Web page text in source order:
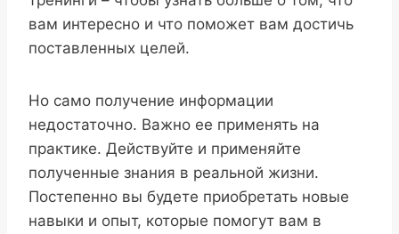
вам интересно и что поможет вам достичь
поставленных целей.
Но само получение информации
недостаточно. Важно ее применять на
практике. Действуйте и применяйте
полученные знания в реальной жизни.
Постепенно вы будете приобретать новые
навыки и опыт, которые помогут вам в